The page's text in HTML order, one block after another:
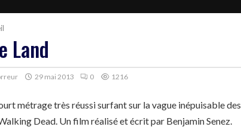
Land
29 mai 2013 0 1216
métrage très réussi surfant sur la vague inépuisable
Dead. Un film réalisé et écrit par Benjamin Senez.